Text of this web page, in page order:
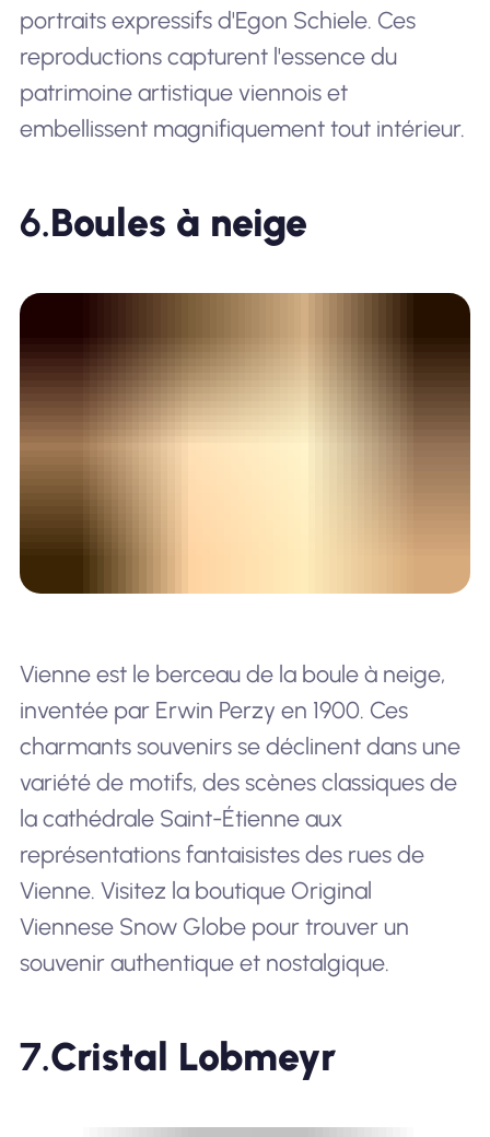
portraits expressifs d'Egon Schiele. Ces
reproductions capturent l'essence du
patrimoine artistique viennois et
embellissent magnifiquement tout intérieur.
6.Boules à neige
Vienne est le berceau de la boule à neige,
inventée par Erwin Perzy en 1900. Ces
charmants souvenirs se déclinent dans une
variété de motifs, des scènes classiques de
la cathédrale Saint-Étienne aux
représentations fantaisistes des rues de
Vienne. Visitez la boutique Original
Viennese Snow Globe pour trouver un
souvenir authentique et nostalgique.
7.Cristal Lobmeyr